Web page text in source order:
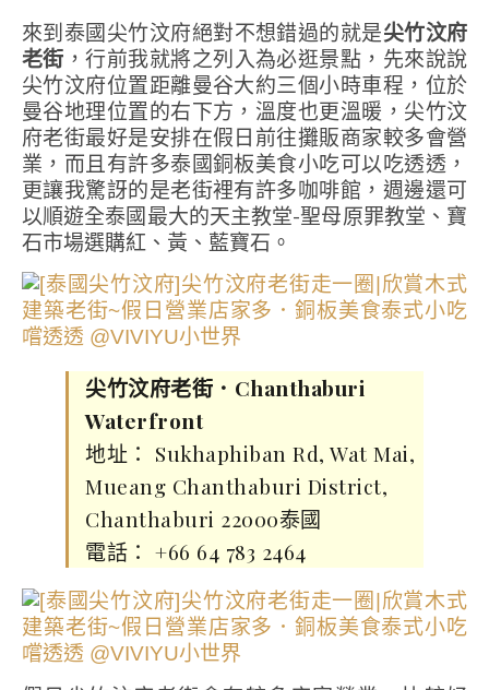
來到泰國尖竹汶府絕對不想錯過的就是尖竹汶府
老街 ，行前我就將之列入為必逛景點，先來說說
尖竹汶府位置距離曼谷大約三個小時車程，位於
曼谷地理位置的右下方，溫度也更溫暖，尖竹汶
府老街最好是安排在假日前往攤販商家較多會營
業，而且有許多泰國銅板美食小吃可以吃透透，
更讓我驚訝的是老街裡有許多咖啡館，週邊還可
以順遊全泰國最大的天主教堂-聖母原罪教堂、寶
石市場選購紅、黃、藍寶石。
尖竹汶府老街．Chanthaburi
Waterfront
地址： Sukhaphiban Rd, Wat Mai,
Mueang Chanthaburi District,
Chanthaburi 22000泰國
電話： +66 64 783 2464